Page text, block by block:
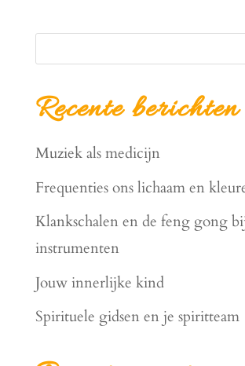
Recente berichten
Muziek als medicijn
Frequenties ons lichaam en
Klankschalen en de feng gong
instrumenten
Jouw innerlijke kind
Spirituele gidsen en je spiritteam